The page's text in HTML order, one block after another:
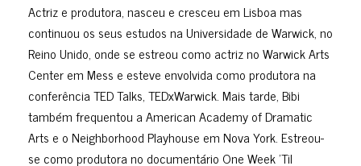
Actriz e produtora, nasceu e cresceu em Lisboa mas
continuou os seus estudos na Universidade de Warwick, no
Reino Unido, onde se estreou como actriz no Warwick Arts
Center em Mess e esteve envolvida como produtora na
conferência TED Talks, TEDxWarwick. Mais tarde, Bibi
também frequentou a American Academy of Dramatic
Arts e o Neighborhood Playhouse em Nova York. Estreou-
se como produtora no documentário One Week ’Til